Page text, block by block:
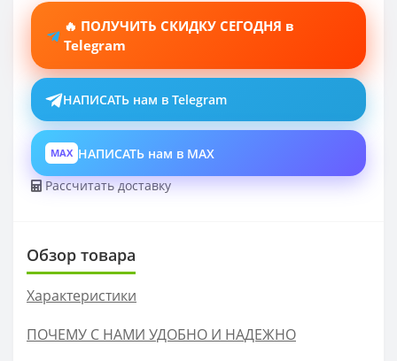
🔥 ПОЛУЧИТЬ СКИДКУ СЕГОДНЯ в
Telegram
НАПИСАТЬ нам в Telegram
MAX НАПИСАТЬ нам в MAX
Рассчитать доставку
Обзор товара
Характеристики
ПОЧЕМУ С НАМИ УДОБНО И НАДЕЖНО